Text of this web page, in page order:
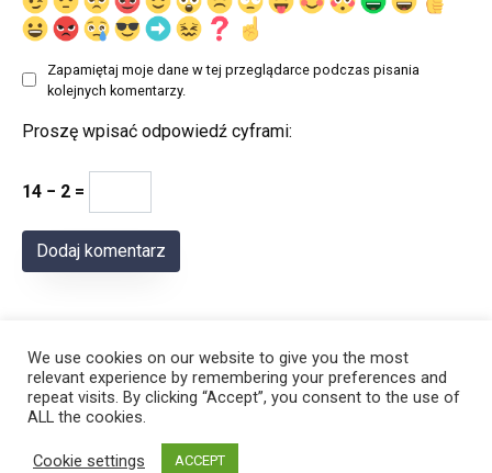
Zapamiętaj moje dane w tej przeglądarce podczas pisania
kolejnych komentarzy.
Proszę wpisać odpowiedź cyframi:
14 − 2 =
We use cookies on our website to give you the most
relevant experience by remembering your preferences and
repeat visits. By clicking “Accept”, you consent to the use of
ALL the cookies.
Cookie settings ACCEPT